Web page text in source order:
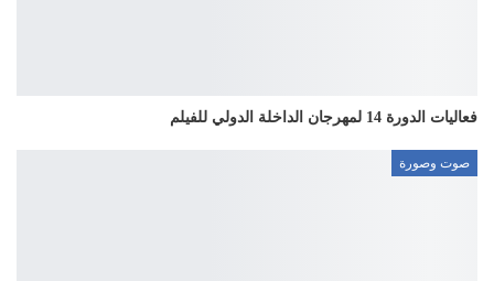
فعاليات الدورة 14 لمهرجان الداخلة الدولي للفيلم
صوت وصورة